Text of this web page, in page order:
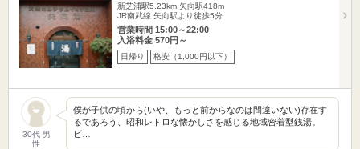
新芝浦駅5.23km 矢向駅418m
JR南武線 矢向駅より徒歩5分
営業時間 15:00～22:00
入浴料金 570円～
日帰り 格安（1,000円以下）
30代 男
性
僕が子供の頃から(いや、もっと前からなのは間違いない)存在す
るであろう、昭和レトロな懐かしさを感じる地域密着型銭湯。
ビ…